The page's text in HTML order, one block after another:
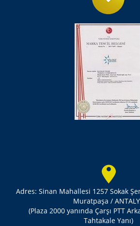
Adres: Sinan Mahallesi 1257 Sokak
Muratpaşa /
(Plaza 2000 yanında Çarşı PTT
Tahtakale Yanı)